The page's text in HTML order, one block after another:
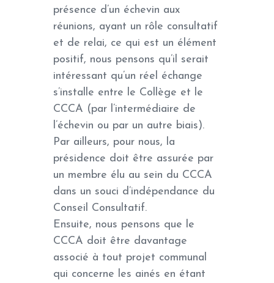
présence d’un échevin aux
réunions, ayant un rôle consultatif
et de relai, ce qui est un élément
positif, nous pensons qu’il serait
intéressant qu’un réel échange
s’installe entre le Collège et le
CCCA (par l’intermédiaire de
l’échevin ou par un autre biais).
Par ailleurs, pour nous, la
présidence doit être assurée par
un membre élu au sein du CCCA
dans un souci d’indépendance du
Conseil Consultatif.
Ensuite, nous pensons que le
CCCA doit être davantage
associé à tout projet communal
qui concerne les ainés en étant